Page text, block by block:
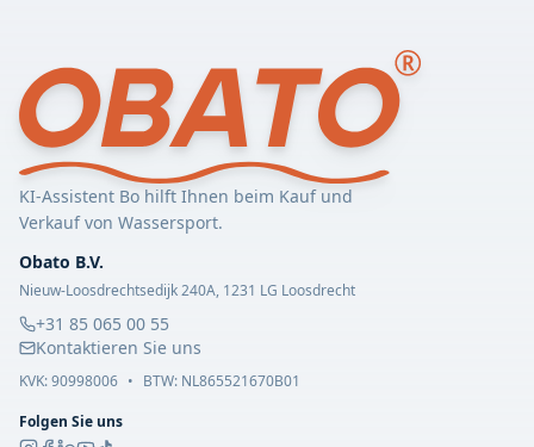
KI-Assistent Bo hilft Ihnen beim Kauf und
Verkauf von Wassersport.
Obato B.V.
Nieuw-Loosdrechtsedijk 240A, 1231 LG Loosdrecht
+31 85 065 00 55
Kontaktieren Sie uns
KVK:90998006 • BTW: NL865521670B01
Folgen Sie uns